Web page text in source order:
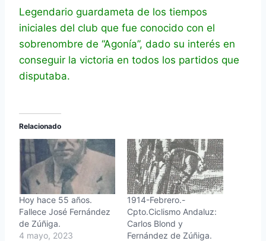
Legendario guardameta de los tiempos
iniciales del club que fue conocido con el
sobrenombre de “Agonía”, dado su interés en
conseguir la victoria en todos los partidos que
disputaba.
Relacionado
Hoy hace 55 años.
Fallece José Fernández
de Zúñiga.
4 mayo, 2023
1914-Febrero.-
Cpto.Ciclismo Andaluz:
Carlos Blond y
Fernández de Zúñiga.